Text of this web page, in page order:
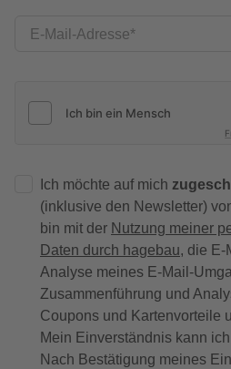
E-Mail-Adresse
Ich möchte auf mich
(inklusive den Newsletter)
bin mit der Nutzung meiner
Daten durch hagebau, die E-
Analyse meines E-Mail-
Zusammenführung und
Coupons und Kartenvorteile
Mein Einverständnis kann
Nach Bestätigung meines